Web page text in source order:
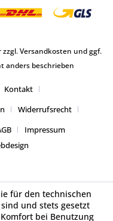
zzgl.Versandkosten und ggf.
anders beschrieben
Kontakt
Widerrufsrecht
Impressum
für den technischen
und stets gesetzt
bei Benutzung